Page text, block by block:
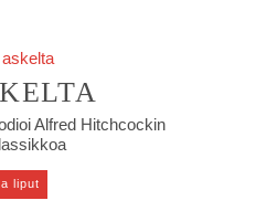
Alfred Hitchcockin
liput